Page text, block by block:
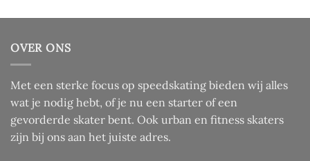
OVER ONS
Met een sterke focus op speedskating bieden wij alles
wat je nodig hebt, of je nu een starter of een
gevorderde skater bent. Ook urban en fitness skaters
zijn bij ons aan het juiste adres.